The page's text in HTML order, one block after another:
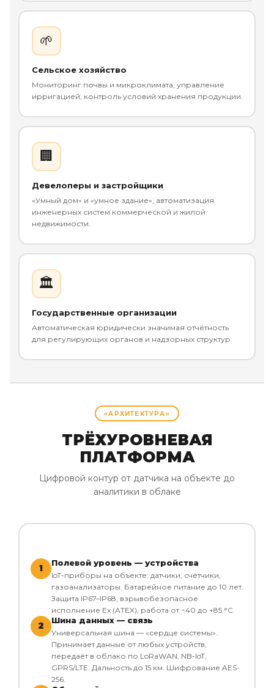
🌱
Сельское хозяйство
Мониторинг почвы и микроклимата, управление
ирригацией, контроль условий хранения продукции.
🏢
Девелоперы и застройщики
«Умный дом» и «умное здание», автоматизация
инженерных систем коммерческой и жилой
недвижимости.
🏛️
Государственные организации
Автоматическая юридически значимая отчётность
для регулирующих органов и надзорных структур.
«АРХИТЕКТУРА»
ТРЁХУРОВНЕВАЯ
ПЛАТФОРМА
Цифровой контур от датчика на объекте до
аналитики в облаке
1
Полевой уровень — устройства
IoT-приборы на объекте: датчики, счётчики,
газоанализаторы. Батарейное питание до 10 лет.
Защита IP67–IP68, взрывобезопасное
исполнение Ex (ATEX), работа от −40 до +85 °C.
2
Шина данных — связь
Универсальная шина — «сердце системы».
Принимает данные от любых устройств,
передаёт в облако по LoRaWAN, NB-IoT,
GPRS/LTE. Дальность до 15 км. Шифрование AES-
256.